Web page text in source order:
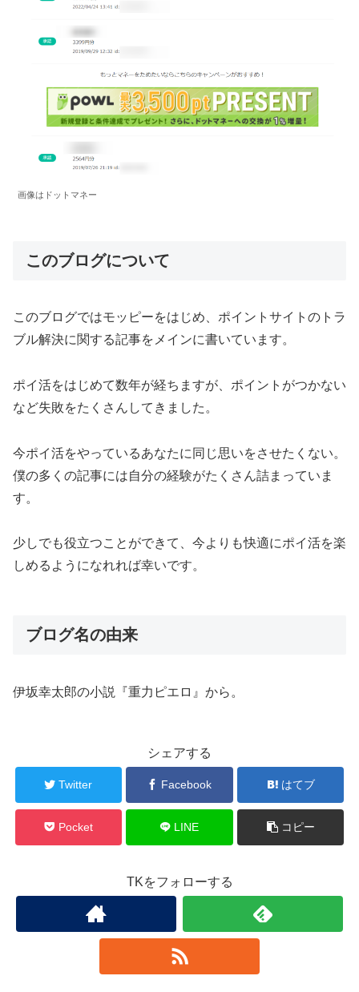
画像はドットマネー
このブログについて
このブログではモッピーをはじめ、ポイントサイトのトラ
ブル解決に関する記事をメインに書いています。
ポイ活をはじめて数年が経ちますが、ポイントがつかない
など失敗をたくさんしてきました。
今ポイ活をやっているあなたに同じ思いをさせたくない。
僕の多くの記事には自分の経験がたくさん詰まっていま
す。
少しでも役立つことができて、今よりも快適にポイ活を楽
しめるようになれれば幸いです。
ブログ名の由来
伊坂幸太郎の小説『重力ピエロ』から。
シェアする
Twitter Facebook はてブ
Pocket LINE コピー
TKをフォローする